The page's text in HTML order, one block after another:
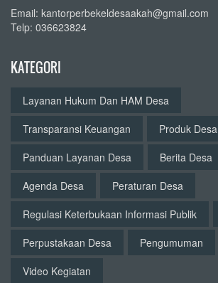
Email: kantorperbekeldesaakah@gmail.com
Telp: 036623824
KATEGORI
Layanan Hukum Dan HAM Desa
Transparansi Keuangan
Produk Desa
Panduan Layanan Desa
Berita Desa
Agenda Desa
Peraturan Desa
Regulasi Keterbukaan Informasi Publik
Perpustakaan Desa
Pengumuman
Video Kegiatan